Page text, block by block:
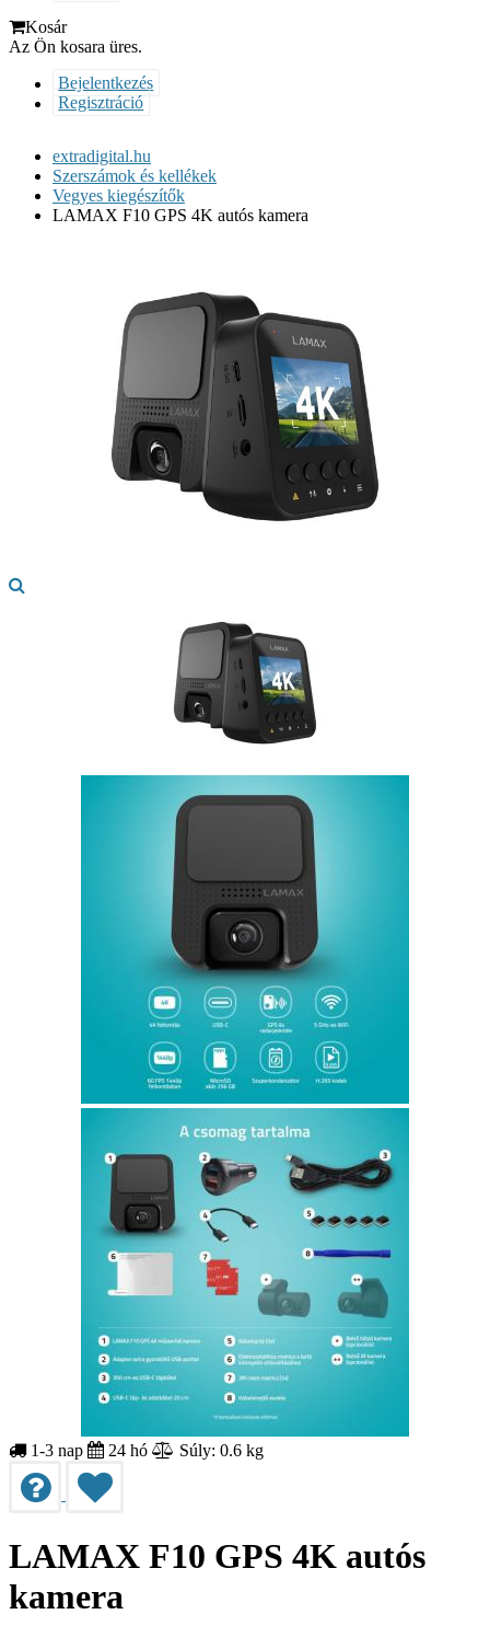
Kosár
Az Ön kosara üres.
Bejelentkezés
Regisztráció
extradigital.hu
Szerszámok és kellékek
Vegyes kiegészítők
LAMAX F10 GPS 4K autós kamera
1-3 nap 24 hó Súly: 0.6 kg
LAMAX F10 GPS 4K autós
kamera